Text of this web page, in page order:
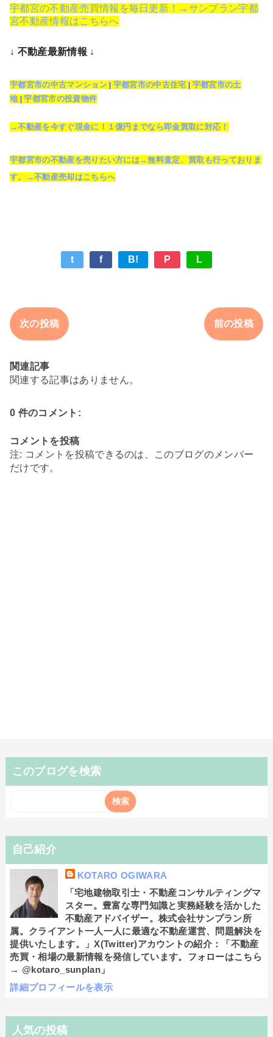
宇都宮の不動産売買情報を毎日更新！→サンプラン宇都
宮不動産情報はこちらへ
↓ 不動産最新情報 ↓
宇都宮市の中古マンション| 宇都宮市の中古住宅 | 宇都宮市の土
地|宇都宮市の投資物件
→不動産を今すぐ現金に！１億円までなら即金買取に対応！
宇都宮市の不動産を売りたい方には→無料査定、買取も行っておりま
す。→不動産売却はこちらへ
t f B! P L
次の投稿 前の投稿
関連記事
関連する記事はありません。
0 件のコメント:
コメントを投稿
注: コメントを投稿できるのは、このブログのメンバー
だけです。
このブログを検索
自己紹介
KOTARO OGIWARA
「宅地建物取引士・不動産コンサルティングマ
スター。豊富な専門知識と実務経験を活かした
不動産アドバイザー。株式会社サンプラン所
属。クライアント一人一人に最適な不動産運営、問題解決を
提供いたします。」X(Twitter)アカウントの紹介：「不動産
売買・相場の最新情報を発信しています。フォローはこちら
→ @kotaro_sunplan」
詳細プロフィールを表示
人気の投稿